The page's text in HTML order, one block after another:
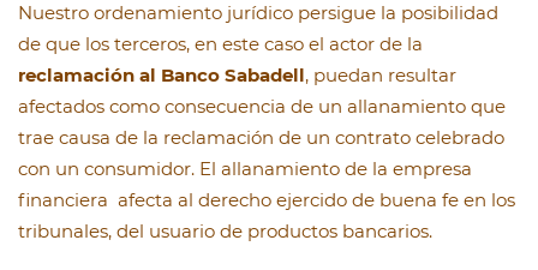
Nuestro ordenamiento jurídico persigue la posibilidad
de que los terceros, en este caso el actor de la
reclamación al Banco Sabadell, puedan resultar
afectados como consecuencia de un allanamiento que
trae causa de la reclamación de un contrato celebrado
con un consumidor. El allanamiento de la empresa
financiera afecta al derecho ejercido de buena fe en los
tribunales, del usuario de productos bancarios.